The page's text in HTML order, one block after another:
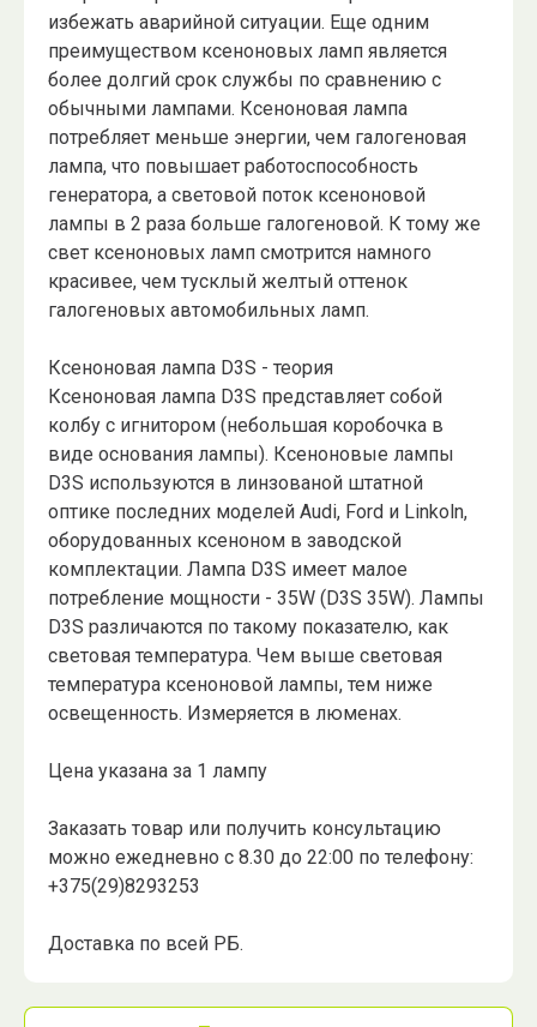
избежать аварийной ситуации. Еще одним
преимуществом ксеноновых ламп является
более долгий срок службы по сравнению с
обычными лампами. Ксеноновая лампа
потребляет меньше энергии, чем галогеновая
лампа, что повышает работоспособность
генератора, а световой поток ксеноновой
лампы в 2 раза больше галогеновой. К тому же
свет ксеноновых ламп смотрится намного
красивее, чем тусклый желтый оттенок
галогеновых автомобильных ламп.
Ксеноновая лампа D3S - теория
Ксеноновая лампа D3S представляет собой
колбу с игнитором (небольшая коробочка в
виде основания лампы). Ксеноновые лампы
D3S используются в линзованой штатной
оптике последних моделей Audi, Ford и Linkoln,
оборудованных ксеноном в заводской
комплектации. Лампа D3S имеет малое
потребление мощности - 35W (D3S 35W). Лампы
D3S различаются по такому показателю, как
световая температура. Чем выше световая
температура ксеноновой лампы, тем ниже
освещенность. Измеряется в люменах.
Цена указана за 1 лампу
Заказать товар или получить консультацию
можно ежедневно с 8.30 до 22:00 по телефону:
+375(29)8293253
Доставка по всей РБ.